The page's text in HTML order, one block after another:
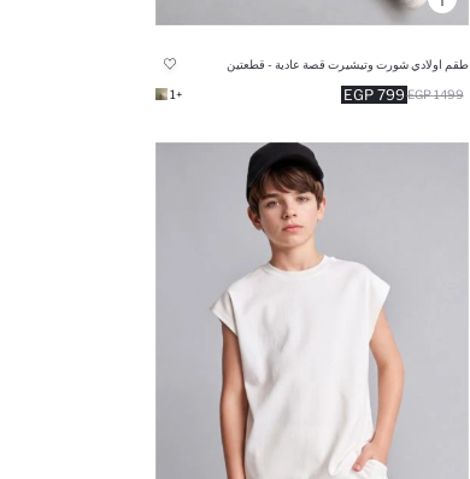
طقم اولادي شورت وتيشيرت قصة عادية - قطعتين
799 EGP 1499 EGP
+1